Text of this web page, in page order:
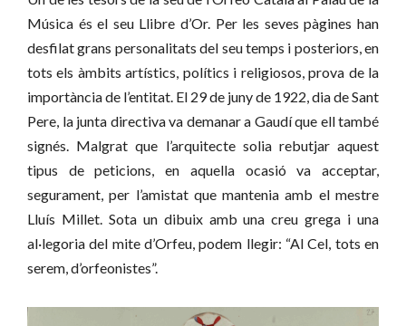
Música és el seu Llibre d’Or. Per les seves pàgines han
desfilat grans personalitats del seu temps i posteriors, en
tots els àmbits artístics, polítics i religiosos, prova de la
importància de l’entitat. El 29 de juny de 1922, dia de Sant
Pere, la junta directiva va demanar a Gaudí que ell també
signés. Malgrat que l’arquitecte solia rebutjar aquest
tipus de peticions, en aquella ocasió va acceptar,
segurament, per l’amistat que mantenia amb el mestre
Lluís Millet. Sota un dibuix amb una creu grega i una
al·legoria del mite d’Orfeu, podem llegir: “Al Cel, tots en
serem, d’orfeonistes”.